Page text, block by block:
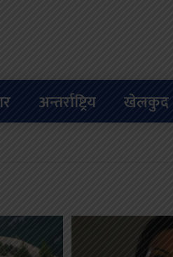
अन्तर्राष्ट्रिय खेलकुद